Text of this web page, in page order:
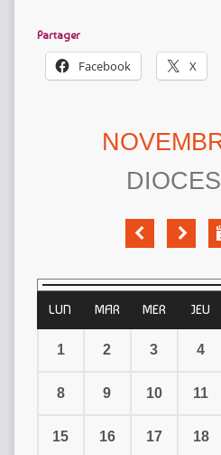
Partager
Facebook X
LUN MAR MER JEU
1 2 3 4
8 9 10 11
15 16 17 18